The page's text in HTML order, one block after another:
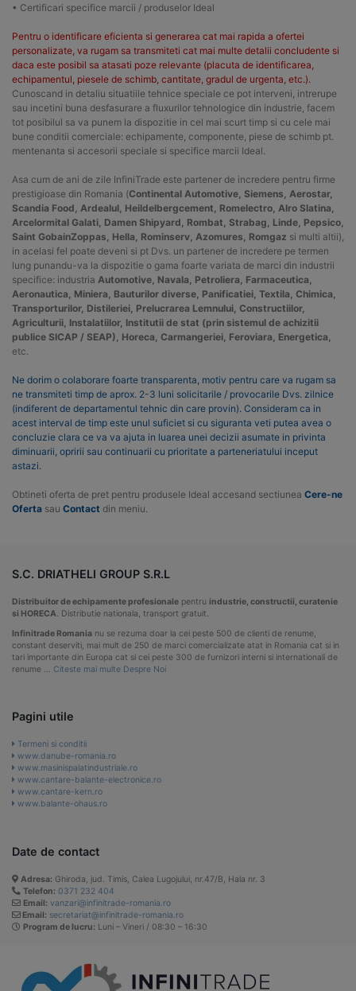
• Certificari specifice marcii / produselor Ideal
Pentru o identificare eficienta si generarea cat mai rapida a ofertei
personalizate, va rugam sa transmiteti cat mai multe detalii concludente si
daca este posibil sa atasati poze relevante (placuta de identificarea,
echipamentul, piesele de schimb, cantitate, gradul de urgenta, etc.).
Cunoscand in detaliu situatiile tehnice speciale ce pot interveni, intrerupe
sau incetini buna desfasurare a fluxurilor tehnologice din industrie, facem
tot posibilul sa va punem la dispozitie in cel mai scurt timp si cu cele mai
bune conditii comerciale: echipamente, componente, piese de schimb pt.
mentenanta si accesorii speciale si specifice marcii Ideal.
Asa cum de ani de zile InfiniTrade este partener de incredere pentru firme
prestigioase din Romania (Continental Automotive, Siemens, Aerostar,
Scandia Food, Ardealul, Heildelbergcement, Romelectro, Alro Slatina,
Arcelormital Galati, Damen Shipyard, Rombat, Strabag, Linde, Pepsico,
Saint GobainZoppas, Hella, Rominserv, Azomures, Romgaz si multi altii),
in acelasi fel poate deveni si pt Dvs. un partener de incredere pe termen
lung punandu-va la dispozitie o gama foarte variata de marci din industrii
specifice: industria Automotive, Navala, Petroliera, Farmaceutica,
Aeronautica, Miniera, Bauturilor diverse, Panificatiei, Textila, Chimica,
Transporturilor, Distileriei, Prelucrarea Lemnului, Constructiilor,
Agriculturii, Instalatiilor, Institutii de stat (prin sistemul de achizitii
publice SICAP / SEAP), Horeca, Carmangeriei, Feroviara, Energetica,
etc.
Ne dorim o colaborare foarte transparenta, motiv pentru care va rugam sa
ne transmiteti timp de aprox. 2-3 luni solicitarile / provocarile Dvs. zilnice
(indiferent de departamentul tehnic din care provin). Consideram ca in
acest interval de timp este unul suficiet si cu siguranta veti putea avea o
concluzie clara ce va va ajuta in luarea unei decizii asumate in privinta
diminuarii, opririi sau continuarii cu prioritate a parteneriatului inceput
astazi.
Obtineti oferta de pret pentru produsele Ideal accesand sectiunea Cere-ne
Oferta sau Contact din meniu.
S.C. DRIATHELI GROUP S.R.L
Distribuitor de echipamente profesionale pentru industrie, constructii, curatenie
si HORECA . Distributie nationala, transport gratuit.
Infinitrade Romania nu se rezuma doar la cei peste 500 de clienti de renume,
constant deserviti, mai mult de 250 de marci comercializate atat in Romania cat si in
tari importante din Europa cat si cei peste 300 de furnizori interni si internationali de
renume … Citeste mai multe Despre Noi
Pagini utile
Termeni si conditii
www.danube-romania.ro
www.masinispalatindustriale.ro
www.cantare-balante-electronice.ro
www.cantare-kern.ro
www.balante-ohaus.ro
Date de contact
Adresa: Ghiroda, jud. Timis, Calea Lugojului, nr.47/B, Hala nr. 3
Telefon: 0371 232 404
Email: vanzari@infinitrade-romania.ro
Email: secretariat@infinitrade-romania.ro
Program de lucru: Luni – Vineri / 08:30 – 16:30